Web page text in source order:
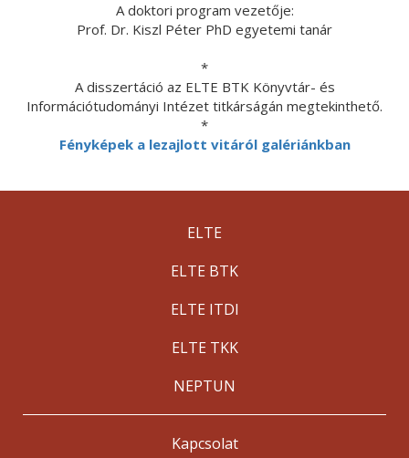
A doktori program vezetője:
Prof. Dr. Kiszl Péter PhD egyetemi tanár
*
A disszertáció az ELTE BTK Könyvtár- és
Információtudományi Intézet titkárságán megtekinthető.
*
Fényképek a lezajlott vitáról galériánkban
ELTE
ELTE BTK
ELTE ITDI
ELTE TKK
NEPTUN
Kapcsolat